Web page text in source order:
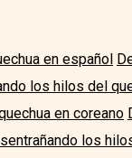
en español
los hilos del
en coreano
los